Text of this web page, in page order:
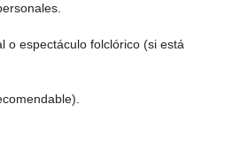
o espectáculo folclórico (si está